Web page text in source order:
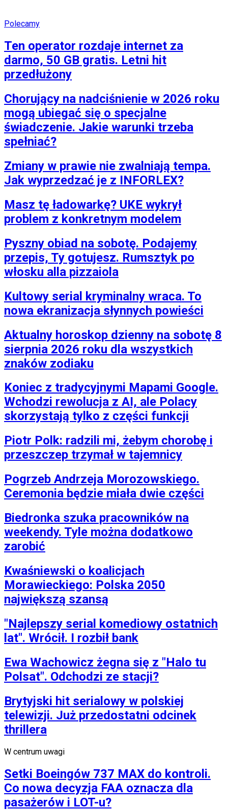
Polecamy
Ten operator rozdaje internet za
darmo, 50 GB gratis. Letni hit
przedłużony
Chorujący na nadciśnienie w 2026 roku
mogą ubiegać się o specjalne
świadczenie. Jakie warunki trzeba
spełniać?
Zmiany w prawie nie zwalniają tempa.
Jak wyprzedzać je z INFORLEX?
Masz tę ładowarkę? UKE wykrył
problem z konkretnym modelem
Pyszny obiad na sobotę. Podajemy
przepis, Ty gotujesz. Rumsztyk po
włosku alla pizzaiola
Kultowy serial kryminalny wraca. To
nowa ekranizacja słynnych powieści
Aktualny horoskop dzienny na sobotę 8
sierpnia 2026 roku dla wszystkich
znaków zodiaku
Koniec z tradycyjnymi Mapami Google.
Wchodzi rewolucja z AI, ale Polacy
skorzystają tylko z części funkcji
Piotr Polk: radzili mi, żebym chorobę i
przeszczep trzymał w tajemnicy
Pogrzeb Andrzeja Morozowskiego.
Ceremonia będzie miała dwie części
Biedronka szuka pracowników na
weekendy. Tyle można dodatkowo
zarobić
Kwaśniewski o koalicjach
Morawieckiego: Polska 2050
największą szansą
"Najlepszy serial komediowy ostatnich
lat". Wrócił. I rozbił bank
Ewa Wachowicz żegna się z "Halo tu
Polsat". Odchodzi ze stacji?
Brytyjski hit serialowy w polskiej
telewizji. Już przedostatni odcinek
thrillera
W centrum uwagi
Setki Boeingów 737 MAX do kontroli.
Co nowa decyzja FAA oznacza dla
pasażerów i LOT-u?